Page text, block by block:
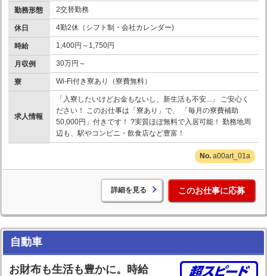
勤務形態 2交替勤務
休日 4勤2休（シフト制・会社カレンダー)
時給 1,400円～1,750円
月収例 30万円～
寮 Wi-Fi付き寮あり（寮費無料）
求人情報
「入寮したいけどお金もないし、新生活も不安...」 ご安心く
ださい！ このお仕事は「寮あり」で、 「毎月の寮費補助
50,000円」付きです！ ?実質ほぼ無料で入居可能！ 勤務地周
辺も、駅やコンビニ・飲食店など豊富！
a00art_01a
詳細を見る このお仕事に応募
自動車
お財布も生活も豊かに。時給